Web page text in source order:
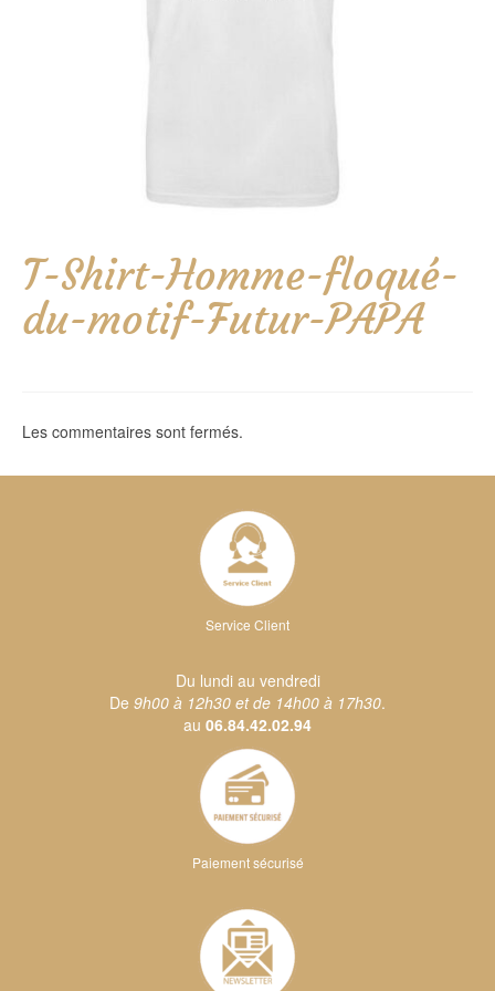
T-Shirt-Homme-floqué-
du-motif-Futur-PAPA
Les commentaires sont fermés.
Service Client
Du lundi au vendredi
De 9h00 à 12h30 et de 14h00 à 17h30.
au 06.84.42.02.94
Paiement sécurisé